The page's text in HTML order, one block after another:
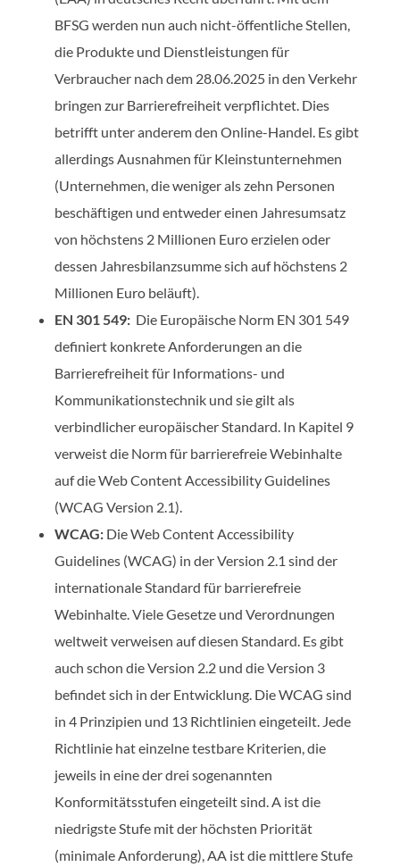
BFSG werden nun auch nicht-öffentliche Stellen,
die Produkte und Dienstleistungen für
Verbraucher nach dem 28.06.2025 in den Verkehr
bringen zur Barrierefreiheit verpflichtet. Dies
betrifft unter anderem den Online-Handel. Es gibt
allerdings Ausnahmen für Kleinstunternehmen
(Unternehmen, die weniger als zehn Personen
beschäftigen und entweder einen Jahresumsatz
von höchstens 2 Millionen Euro erzielen oder
dessen Jahresbilanzsumme sich auf höchstens 2
Millionen Euro beläuft).
EN 301 549:Die Europäische Norm EN 301 549
definiert konkrete Anforderungen an die
Barrierefreiheit für Informations- und
Kommunikationstechnik und sie gilt als
verbindlicher europäischer Standard. In Kapitel 9
verweist die Norm für barrierefreie Webinhalte
auf die Web Content Accessibility Guidelines
(WCAG Version 2.1).
WCAG:Die Web Content Accessibility
Guidelines (WCAG) in der Version 2.1 sind der
internationale Standard für barrierefreie
Webinhalte. Viele Gesetze und Verordnungen
weltweit verweisen auf diesen Standard. Es gibt
auch schon die Version 2.2 und die Version 3
befindet sich in der Entwicklung. Die WCAG sind
in 4 Prinzipien und 13 Richtlinien eingeteilt. Jede
Richtlinie hat einzelne testbare Kriterien, die
jeweils in eine der drei sogenannten
Konformitätsstufen eingeteilt sind. A ist die
niedrigste Stufe mit der höchsten Priorität
(minimale Anforderung), AA ist die mittlere Stufe